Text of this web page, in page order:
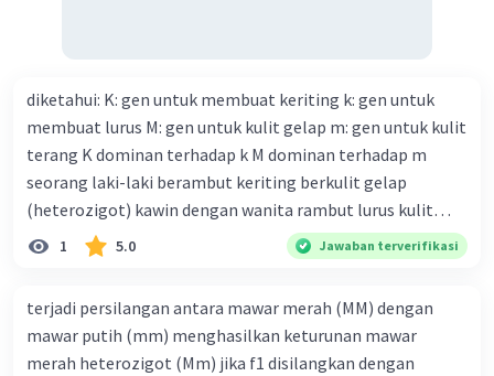
diketahui: K: gen untuk membuat keriting k: gen untuk
membuat lurus M: gen untuk kulit gelap m: gen untuk kulit
terang K dominan terhadap k M dominan terhadap m
seorang laki-laki berambut keriting berkulit gelap
(heterozigot) kawin dengan wanita rambut lurus kulit
terang tentukan : a. bagan perkawinannya b. rasio
genotipe dan rasio fenotipe nya c. jika perkawinan itu
dengan prosentase
1 5.0 Jawaban terverifikasi
terjadi persilangan antara mawar merah (MM) dengan
mawar putih (mm) menghasilkan keturunan mawar
merah heterozigot (Mm) jika f1 disilangkan dengan